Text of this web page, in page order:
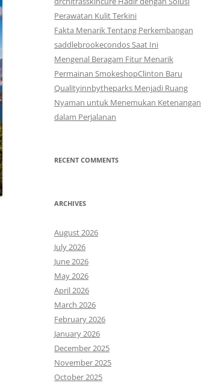
Perawatan Kulit Terkini
Fakta Menarik Tentang Perkembangan
saddlebrookecondos Saat Ini
Mengenal Beragam Fitur Menarik
Permainan SmokeshopClinton Baru
Qualityinnbytheparks Menjadi Ruang
Nyaman untuk Menemukan Ketenangan
dalam Perjalanan
RECENT COMMENTS
ARCHIVES
August 2026
July 2026
June 2026
May 2026
April 2026
March 2026
February 2026
January 2026
December 2025
November 2025
October 2025